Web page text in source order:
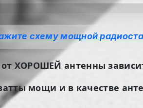
схему мощной
ХОРОШЕЙ антенны
мощи и в качестве